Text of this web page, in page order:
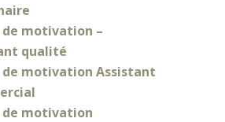
motivation –
qualité
motivation Assistant
motivation